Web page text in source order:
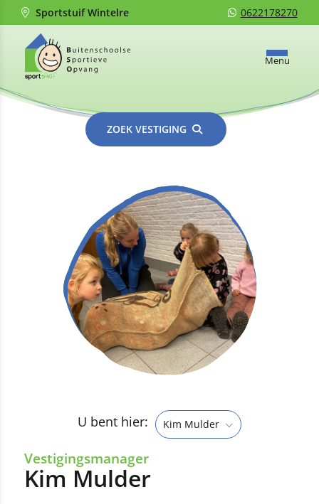
Sportstuif Wintelre 0622178270
Menu
ZOEK VESTIGING
U bent hier: Kim Mulder
Vestigingsmanager
Kim Mulder